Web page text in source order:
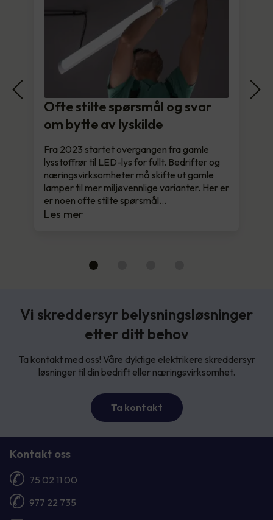
Ofte stilte spørsmål og svar
om bytte av lyskilde
Fra 2023 startet overgangen fra gamle
lysstoffrør til LED-lys for fullt. Bedrifter og
næringsvirksomheter må skifte ut gamle
lamper til mer miljøvennlige varianter. Her er
er noen ofte stilte spørsmål…
Les mer
Vi skreddersyr belysningsløsninger
etter ditt behov
Ta kontakt med oss! Våre dyktige elektrikere skreddersyr
løsninger til din bedrift eller næringsvirksomhet.
Ta kontakt
Kontakt oss
75 02 11 00
977 22 735